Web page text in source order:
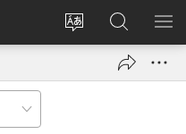
更
登
入
（開
搜
尋
JW.ORG
顯